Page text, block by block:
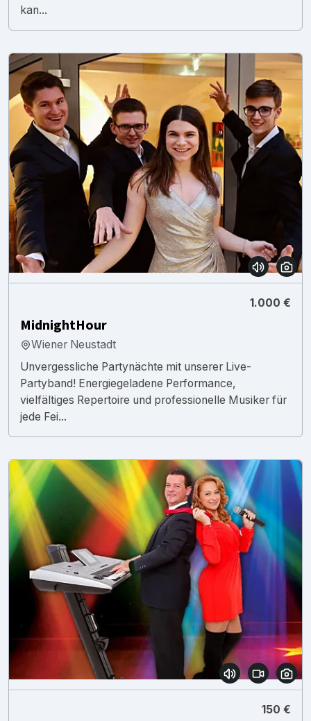
kan...
1.000 €
MidnightHour
Wiener Neustadt
Unvergessliche Partynächte mit unserer Live-
Partyband! Energiegeladene Performance,
vielfältiges Repertoire und professionelle Musiker für
jede Fei...
150 €